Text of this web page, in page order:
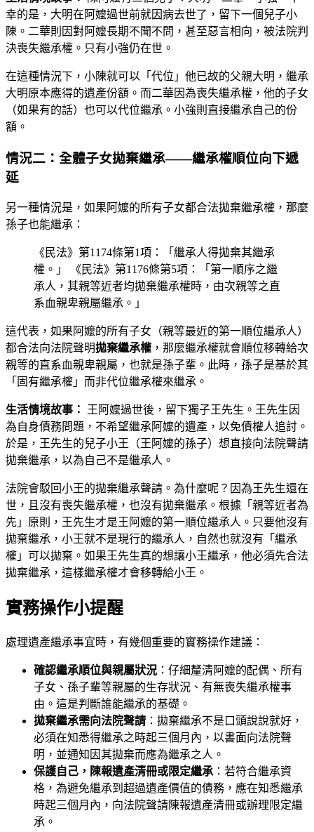
幸的是，大明在阿嬤過世前就因病去世了，留下一個兒子小
陳。二華則因對阿嬤長期不聞不問，甚至惡言相向，被法院判
決喪失繼承權。只有小強仍在世。
在這種情況下，小陳就可以「代位」他已故的父親大明，繼承
大明原本應得的遺產份額。而二華因為喪失繼承權，他的子女
（如果有的話）也可以代位繼承。小強則直接繼承自己的份
額。
情況二：全體子女拋棄繼承——繼承權順位向下遞
延
另一種情況是，如果阿嬤的所有子女都合法拋棄繼承權，那麼
孫子也能繼承：
《民法》第1174條第1項：「繼承人得拋棄其繼承
權。」 《民法》第1176條第5項：「第一順序之繼
承人，其親等近者均拋棄繼承權時，由次親等之直
系血親卑親屬繼承。」
這代表，如果阿嬤的所有子女（親等最近的第一順位繼承人）
都合法向法院聲明拋棄繼承權 ，那麼繼承權就會順位移轉給次
親等的直系血親卑親屬，也就是孫子輩。此時，孫子是基於其
「固有繼承權」而非代位繼承權來繼承。
生活情境故事：
王阿嬤過世後，留下獨子王先生。王先生因
為自身債務問題，不希望繼承阿嬤的遺產，以免債權人追討。
於是，王先生的兒子小王（王阿嬤的孫子）想直接向法院聲請
拋棄繼承，以為自己不是繼承人。
法院會駁回小王的拋棄繼承聲請。為什麼呢？因為王先生還在
世，且沒有喪失繼承權，也沒有拋棄繼承。根據「親等近者為
先」原則，王先生才是王阿嬤的第一順位繼承人。只要他沒有
拋棄繼承，小王就不是現行的繼承人，自然也就沒有「繼承
權」可以拋棄。如果王先生真的想讓小王繼承，他必須先合法
拋棄繼承，這樣繼承權才會移轉給小王。
實務操作小提醒
處理遺產繼承事宜時，有幾個重要的實務操作建議：
確認繼承順位與親屬狀況 ：仔細釐清阿嬤的配偶、所有
子女、孫子輩等親屬的生存狀況、有無喪失繼承權事
由。這是判斷誰能繼承的基礎。
拋棄繼承需向法院聲請 ：拋棄繼承不是口頭說說就好，
必須在知悉得繼承之時起三個月內，以書面向法院聲
明，並通知因其拋棄而應為繼承之人。
保護自己，陳報遺產清冊或限定繼承 ：若符合繼承資
格，為避免繼承到超過遺產價值的債務，應在知悉繼承
時起三個月內，向法院聲請陳報遺產清冊或辦理限定繼
承。